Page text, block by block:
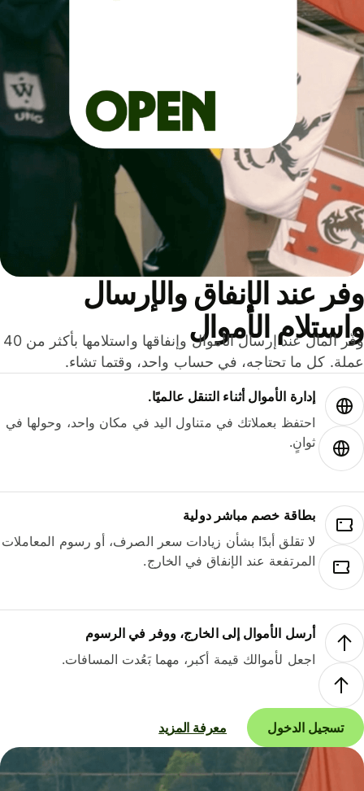
عند الإنفاق والإرسال
الأموال
وفّر المال عند إرسال الأموال وإنفاقها واستلامها بأكثر من 40
كل ما تحتاجه، في حساب واحد، وقتما تشاء.
إدارة الأموال أثناء التنقل عالميًا.
احتفظ بعملاتك في متناول اليد في مكان واحد، وحولها في
ثوانٍ.
بطاقة خصم مباشر دولية
لا تقلق أبدًا بشأن زيادات سعر الصرف، أو رسوم المعاملات
المرتفعة عند الإنفاق في الخارج.
أرسل الأموال إلى الخارج، ووفر في الرسوم
اجعل لأموالك قيمة أكبر، مهما بَعُدت المسافات.
تسجيل الدخول معرفة المزيد